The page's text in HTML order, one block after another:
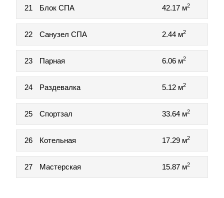
21 Блок СПА 42.17 м2
22 Санузел СПА 2.44 м2
23 Парная 6.06 м2
24 Раздевалка 5.12 м2
25 Спортзал 33.64 м2
26 Котельная 17.29 м2
27 Мастерская 15.87 м2